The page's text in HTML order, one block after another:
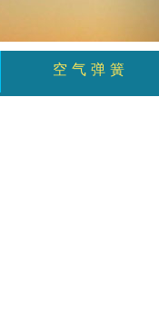
空气弹簧